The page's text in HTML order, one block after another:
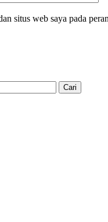
situs web saya pada